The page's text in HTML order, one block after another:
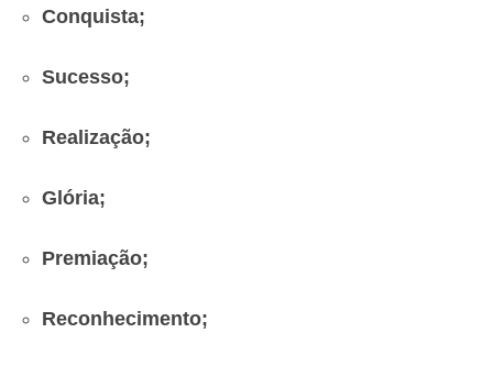
Conquista;
Sucesso;
Realização;
Glória;
Premiação;
Reconhecimento;